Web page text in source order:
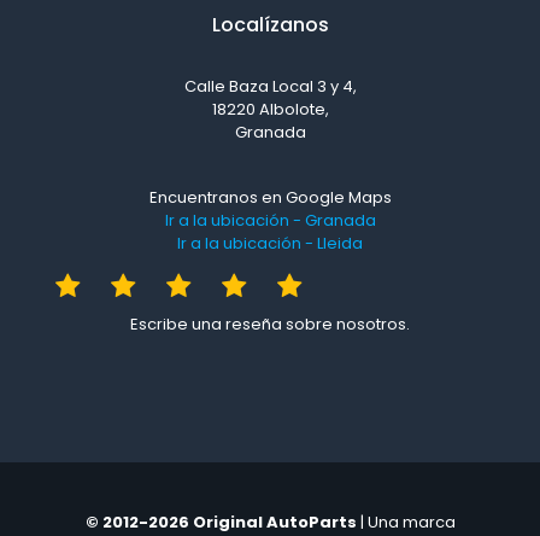
Localízanos
Calle Baza Local 3 y 4,
18220 Albolote,
Granada
Encuentranos en Google Maps
Ir a la ubicación - Granada
Ir a la ubicación - Lleida
Escribe una reseña sobre nosotros.
© 2012-2026 Original AutoParts | Una marca